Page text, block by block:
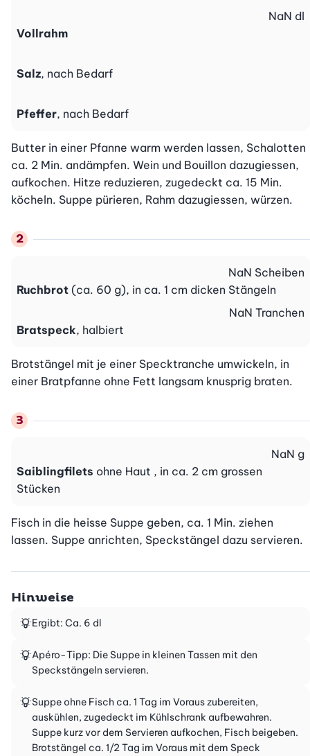
Vollrahm
NaN dl
Salz, nach Bedarf
Pfeffer, nach Bedarf
Butter in einer Pfanne warm werden lassen, Schalotten
ca. 2 Min. andämpfen. Wein und Bouillon dazugiessen,
aufkochen. Hitze reduzieren, zugedeckt ca. 15 Min.
köcheln. Suppe pürieren, Rahm dazugiessen, würzen.
Ruchbrot (ca. 60 g), in ca. 1 cm dicken Stängeln
NaN Scheiben
Bratspeck, halbiert
NaN Tranchen
Brotstängel mit je einer Specktranche umwickeln, in
einer Bratpfanne ohne Fett langsam knusprig braten.
Saiblingfilets ohne Haut , in ca. 2 cm grossen
Stücken
NaN g
Fisch in die heisse Suppe geben, ca. 1 Min. ziehen
lassen. Suppe anrichten, Speckstängel dazu servieren.
Hinweise
Ergibt: Ca. 6 dl
Apéro-Tipp: Die Suppe in kleinen Tassen mit den
Speckstängeln servieren.
Suppe ohne Fisch ca. 1 Tag im Voraus zubereiten,
auskühlen, zugedeckt im Kühlschrank aufbewahren.
Suppe kurz vor dem Servieren aufkochen, Fisch beigeben.
Brotstängel ca. 1/2 Tag im Voraus mit dem Speck